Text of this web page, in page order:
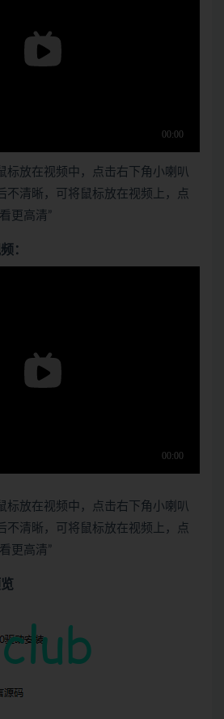
标放在视频中，点击右下角小喇叭
不清晰，可将鼠标放在视频上，点
更高清”
：
标放在视频中，点击右下角小喇叭
不清晰，可将鼠标放在视频上，点
更高清”